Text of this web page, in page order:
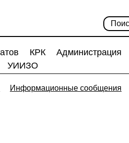
КРК Администрация
УИИЗО
Информационные сообщения